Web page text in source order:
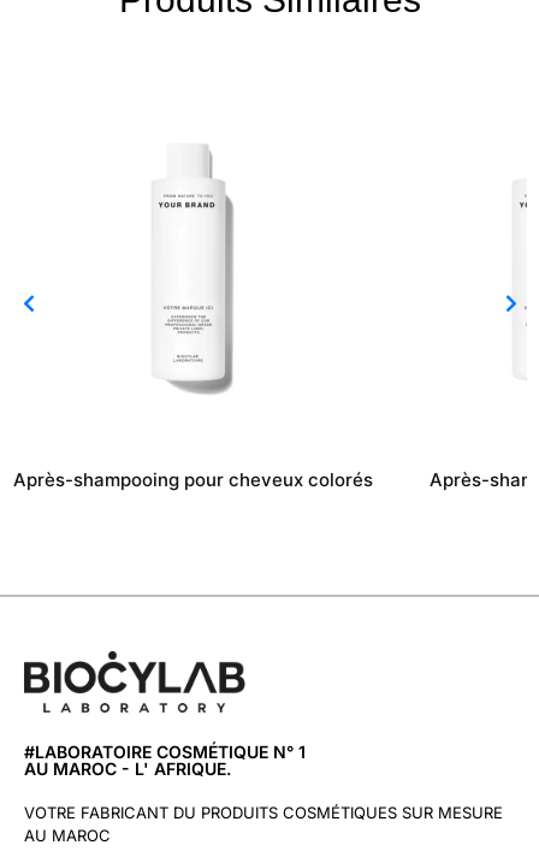
Après-shampooing pour cheveux colorés Après-
#LABORATOIRE COSMÉTIQUE N° 1
AU MAROC - L' AFRIQUE.
VOTRE FABRICANT DU PRODUITS COSMÉTIQUES SUR MESURE
AU MAROC